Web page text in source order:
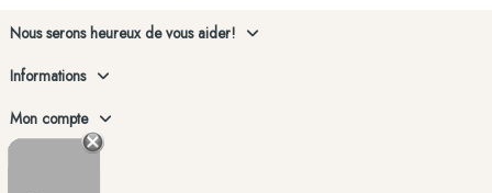
Nous serons heureux de vous aider!
Informations
Mon compte